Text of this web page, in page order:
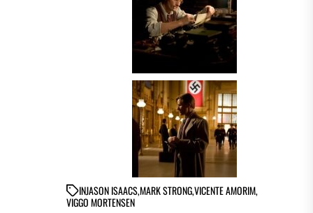
INJASON ISAACS,MARK STRONG,VICENTE AMORIM,
VIGGO MORTENSEN